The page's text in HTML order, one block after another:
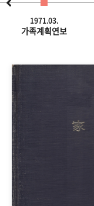
1971.03.
가족계획연보